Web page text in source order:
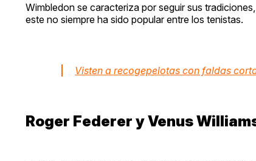
Wimbledon se caracteriza por seguir sus
este no siempre ha sido popular entre los tenistas.
Visten a recogepelotas con faldas
Roger Federer y Venus